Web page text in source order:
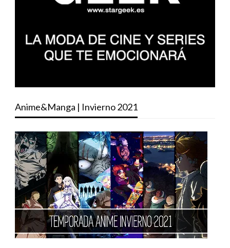
Anime&Manga | Invierno 2021